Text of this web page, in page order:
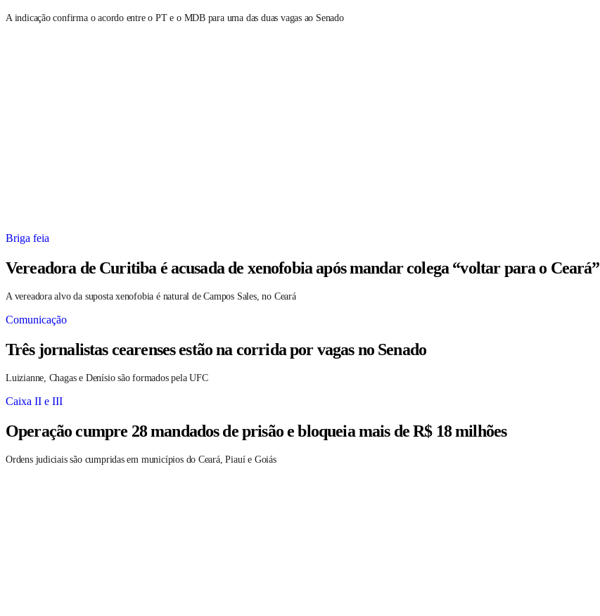
A indicação confirma o acordo entre o PT e o MDB para uma das duas vagas ao Senado
Briga feia
Vereadora de Curitiba é acusada de xenofobia após mandar colega “voltar para o Ceará”
A vereadora alvo da suposta xenofobia é natural de Campos Sales, no Ceará
Comunicação
Três jornalistas cearenses estão na corrida por vagas no Senado
Luizianne, Chagas e Denísio são formados pela UFC
Caixa II e III
Operação cumpre 28 mandados de prisão e bloqueia mais de R$ 18 milhões
Ordens judiciais são cumpridas em municípios do Ceará, Piauí e Goiás